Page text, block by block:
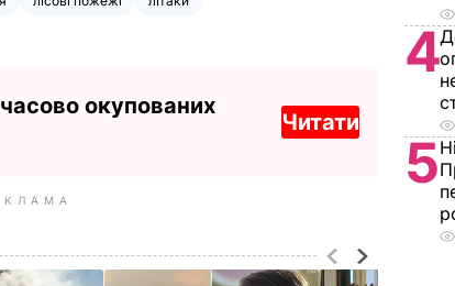
окупованих
Читати
4
5